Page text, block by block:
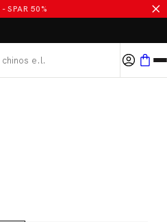
- SPAR 50%